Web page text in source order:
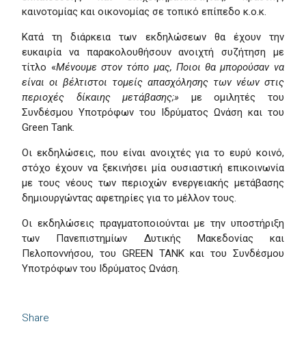
Share
καινοτομίας και οικονομίας σε τοπικό επίπεδο κ.ο.κ.
Κατά τη διάρκεια των εκδηλώσεων θα έχουν την
ευκαιρία να παρακολουθήσουν ανοιχτή συζήτηση με
τίτλο «Μένουμε στον τόπο μας, Ποιοι θα μπορούσαν να
είναι οι βέλτιστοι τομείς απασχόλησης των νέων στις
περιοχές δίκαιης μετάβασης;» με ομιλητές του
Συνδέσμου Υποτρόφων του Ιδρύματος Ωνάση και του
Green Tank.
Οι εκδηλώσεις, που είναι ανοιχτές για το ευρύ κοινό,
στόχο έχουν να ξεκινήσει μία ουσιαστική επικοινωνία
με τους νέους των περιοχών ενεργειακής μετάβασης
δημιουργώντας αφετηρίες για το μέλλον τους.
Οι εκδηλώσεις πραγματοποιούνται με την υποστήριξη
των Πανεπιστημίων Δυτικής Μακεδονίας και
Πελοποννήσου, του GREEN TANK και του Συνδέσμου
Υποτρόφων του Ιδρύματος Ωνάση.